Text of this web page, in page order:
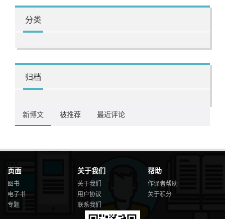
分类
归档
新博文 被推荐 最近评论
页面
图书
电子书
专题
关于我们
关于我们
用户协议
联系我们
帮助
作译者帮助
关于积分